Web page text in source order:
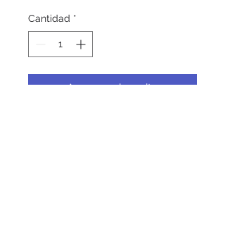
Cantidad *
Agregar al carrito